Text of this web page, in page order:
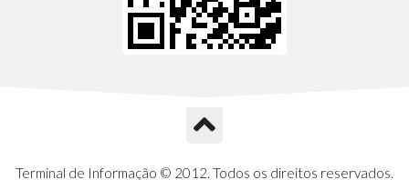
Terminal de Informação © 2012. Todos os direitos reservados.